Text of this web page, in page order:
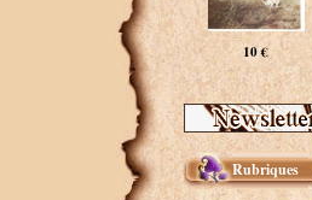
10 €
Rubriques